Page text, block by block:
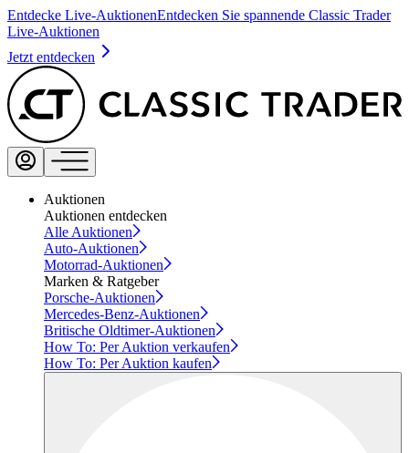
Entdecke Live-AuktionenEntdecken Sie spannende Classic Trader
Live-Auktionen
Jetzt entdecken
Auktionen
Auktionen entdecken
Alle Auktionen
Auto-Auktionen
Motorrad-Auktionen
Marken & Ratgeber
Porsche-Auktionen
Mercedes-Benz-Auktionen
Britische Oldtimer-Auktionen
How To: Per Auktion verkaufen
How To: Per Auktion kaufen